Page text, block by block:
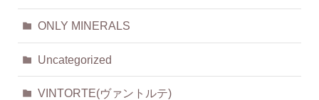
ONLY MINERALS
Uncategorized
VINTORTE(ヴァントルテ)